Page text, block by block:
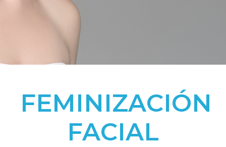
FEMINIZACIÓN
FACIAL